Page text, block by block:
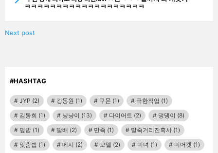
ㅋㅋㅋㅋㅋㅋㅋㅋㅋㅋㅋㅋㅋㅋㅋㅋㅋㅋㅋ
Next post
#HASHTAG
JYP (2) 강동원 (1) 구몬 (1) 극한직업 (1)
김동희 (1) 냥냥이 (13) 다이어트 (2) 댕댕이 (8)
덮밥 (1) 딸배 (2) 만족 (1) 말죽거리잔혹사 (1)
맞춤법 (1) 메시 (2) 모델 (2) 미녀 (1) 미어캣 (1)